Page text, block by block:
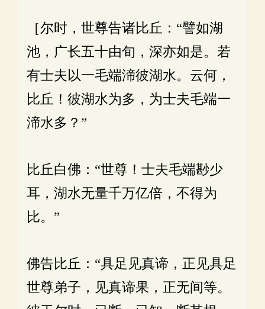
［尔时，世尊告诸比丘：“譬如湖
池，广长五十由旬，深亦如是。若
有士夫以一毛端渧彼湖水。云何，
比丘！彼湖水为多，为士夫毛端一
渧水多？”
比丘白佛：“世尊！士夫毛端尠少
耳，湖水无量千万亿倍，不得为
比。”
佛告比丘：“具足见真谛，正见具足
世尊弟子，见真谛果，正无间等。